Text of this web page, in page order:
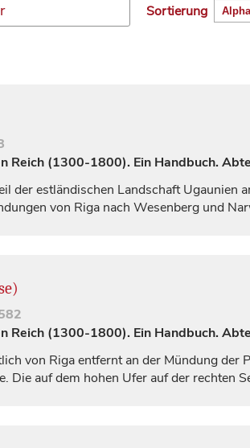
Sortierung
Reich (1300-1800). Ein Handbuch.
der estländischen Landschaft
von Riga nach Wesenberg und
Reich (1300-1800). Ein Handbuch.
von Rigaentfernt an der Mündung der
Die auf dem hohen Ufer auf der rechten